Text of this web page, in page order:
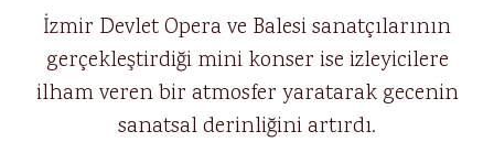
İzmir Devlet Opera ve Balesi sanatçılarının
gerçekleştirdiği mini konser ise izleyicilere
ilham veren bir atmosfer yaratarak gecenin
sanatsal derinliğini artırdı.